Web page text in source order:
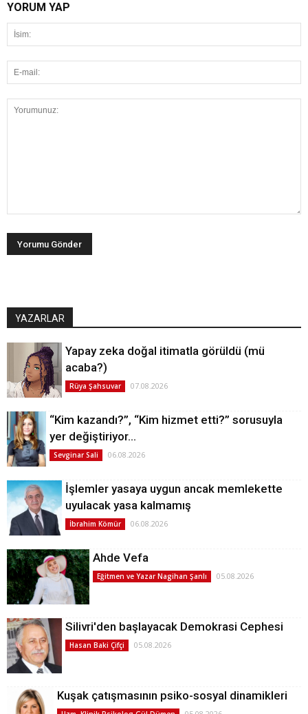
YORUM YAP
YAZARLAR
Yapay zeka doğal itimatla görüldü (mü
acaba?)
Rüya Şahsuvar 07.08.2026
“Kim kazandı?”, “Kim hizmet etti?” sorusuyla
yer değiştiriyor…
Sevginar Sali 06.08.2026
İşlemler yasaya uygun ancak memlekette
uyulacak yasa kalmamış
İbrahim Kömür 06.08.2026
Ahde Vefa
Eğitmen ve Yazar Nagihan Şanlı 05.08.2026
Silivri'den başlayacak Demokrasi Cephesi
Hasan Baki Çifçi 05.08.2026
Kuşak çatışmasının psiko-sosyal dinamikleri